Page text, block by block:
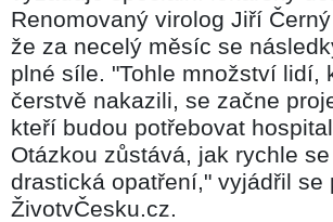
Renomovaný virolog Jiří
že za necelý měsíc se
plné síle. "Tohle množství lidí,
čerstvě nakazili, se začne
kteří budou potřebovat
Otázkou zůstává, jak rychle
drastická opatření," vyjádřil se
ŽivotvČesku.cz.